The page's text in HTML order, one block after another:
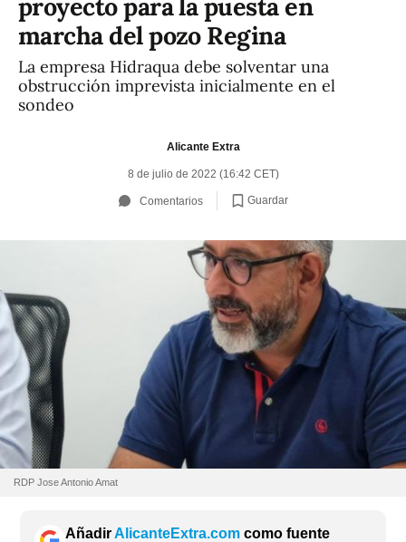
proyecto para la puesta en
marcha del pozo Regina
La empresa Hidraqua debe solventar una
obstrucción imprevista inicialmente en el
sondeo
Alicante Extra
8 de julio de 2022 (16:42 CET)
Comentarios Guardar
RDP Jose Antonio Amat
AñadirAlicanteExtra.com como fuente